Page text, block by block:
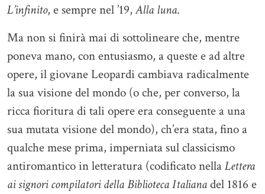
L’infinito, e sempre nel ’19,Alla luna.
Ma non si finirà mai di sottolineare che, mentre
poneva mano, con entusiasmo, a queste e ad altre
opere, il giovane Leopardi cambiava radicalmente
la sua visione del mondo (o che, per converso, la
ricca fioritura di tali opere era conseguente a una
sua mutata visione del mondo), ch’era stata, fino a
qualche mese prima, imperniata sul classicismo
antiromantico in letteratura (codificato nellaLettera
ai signori compilatori della Biblioteca Italianadel 1816 e